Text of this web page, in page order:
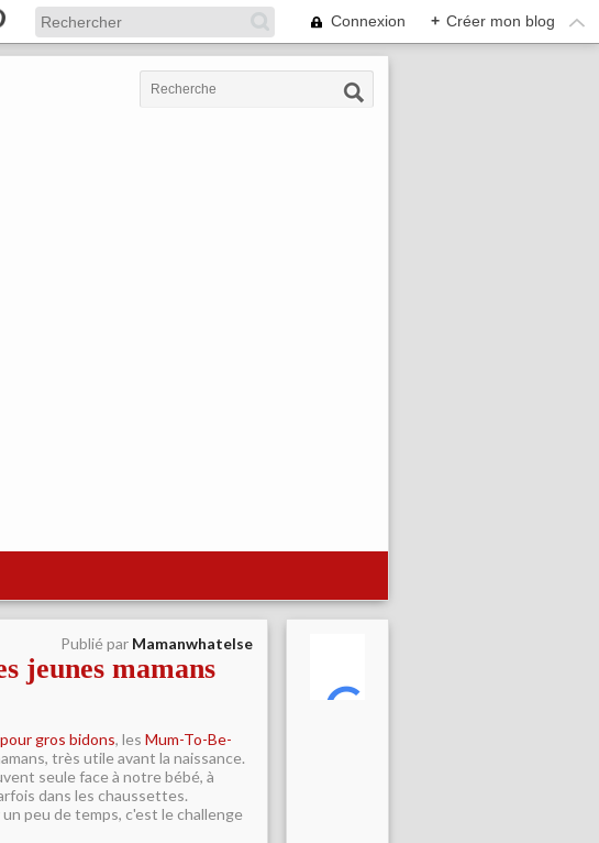
Connexion + Créer mon blog
Publié par Mamanwhatelse
jeunes mamans
gros bidons, les Mum-To-Be-
très utile avant la naissance.
seule face à notre bébé, à
dans les chaussettes.
peu de temps, c'est le challenge